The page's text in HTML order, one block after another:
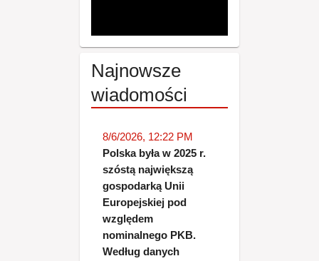
Najnowsze
wiadomości
8/6/2026, 12:22 PM
Polska była w 2025 r.
szóstą największą
gospodarką Unii
Europejskiej pod
względem
nominalnego PKB.
Według danych